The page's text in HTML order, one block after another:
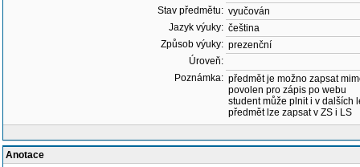
Stav předmětu: vyučován
Jazyk výuky: čeština
Způsob výuky: prezenční
Úroveň:
Poznámka: předmět je možno zapsat
povolen pro zápis po webu
student může plnit i v dalších
předmět lze zapsat v ZS i LS
Anotace